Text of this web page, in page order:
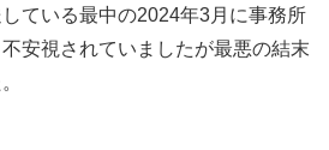
ている最中の2024年3月に事務所
安視されていましたが最悪の結末